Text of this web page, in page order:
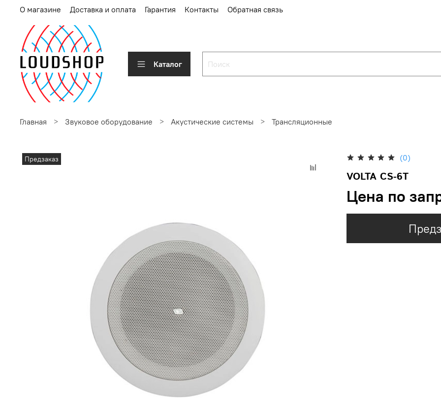
О магазине Доставка и оплата Гарантия Контакты Обратная связь
Каталог
Главная Звуковое оборудование Акустические системы Трансляционные
Предзаказ (0)
VOLTA CS-6T
Цена по